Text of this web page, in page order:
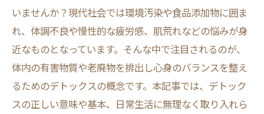
いませんか？現代社会では環境汚染や食品添加物に囲ま
れ、体調不良や慢性的な疲労感、肌荒れなどの悩みが身
近なものとなっています。そんな中で注目されるのが、
体内の有害物質や老廃物を排出し心身のバランスを整え
るためのデトックスの概念です。本記事では、デトック
スの正しい意味や基本、日常生活に無理なく取り入れら